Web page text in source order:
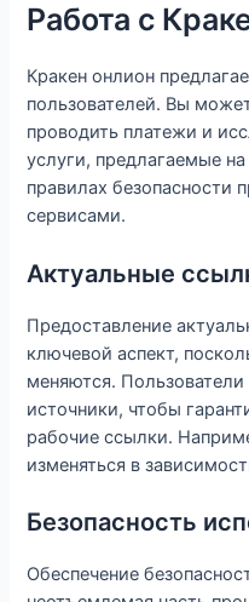
Работа с
Кракен онлион
пользователей. Вы
проводить платежи и
услуги, предлагаемые
правилах безопасности
сервисами.
Актуальные
Предоставление
ключевой аспект,
меняются.
источники, чтобы
рабочие ссылки.
изменяться в
Безопасность
Обеспечение